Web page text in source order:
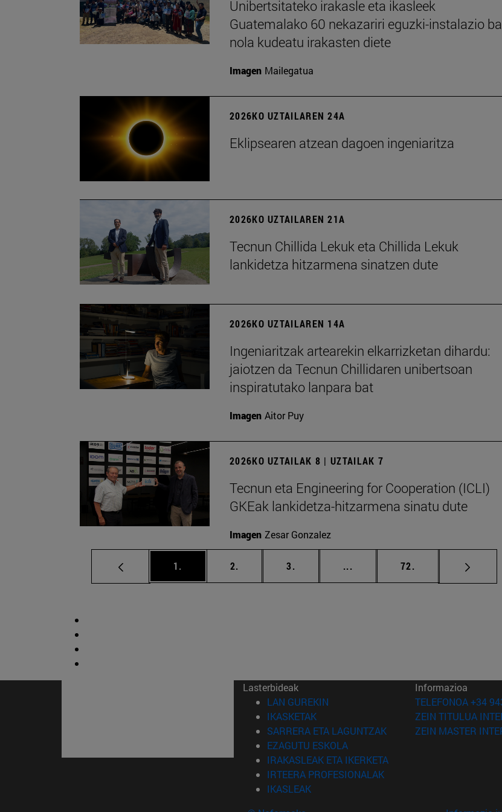
Unibertsitateko irakasle eta ikasleek
Guatemalako 60 nekazariri eguzki-instalazio
nola kudeatu irakasten diete
Imagen Mailegatua
2026KO UZTAILAREN 24A
Eklipsearen atzean dagoen ingeniaritza
2026KO UZTAILAREN 21A
Tecnun Chillida Lekuk eta Chillida Lekuk
lankidetza hitzarmena sinatzen dute
2026KO UZTAILAREN 14A
Ingeniaritzak artearekin elkarrizketan dihardu:
jaiotzen da Tecnun Chillidaren unibertsoan
inspiratutako lanpara bat
Imagen Aitor Puy
2026KO UZTAILAK 8 | UZTAILAK 7
Tecnun eta Engineering for Cooperation (ICLI)
GKEak lankidetza-hitzarmena sinatu dute
Imagen Zesar Gonzalez
1. 2. 3. ... Tarteko orrialdeak Erabili TAB
72.
Lasterbideak
LAN GUREKIN (Beste leiho batean irekiko da)
IKASKETAK(Beste leiho batean irekiko da)
SARRERA ETA LAGUNTZAK(Beste leiho batean irekiko
EZAGUTU ESKOLA(Beste leiho batean irekiko da)
IRAKASLEAK ETA IKERKETA(Beste leiho batean irekiko
IRTEERA PROFESIONALAK(Beste leiho batean irekiko
IKASLEAK(Beste leiho batean irekiko da)
Informazioa
TELEFONOA +34
ZEIN TITULUA
ZEIN MASTER